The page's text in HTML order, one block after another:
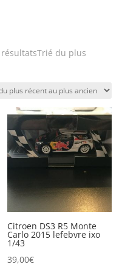
Trié du plus
Citroen DS3 R5 Monte
Carlo 2015 lefebvre ixo
1/43
39,00€